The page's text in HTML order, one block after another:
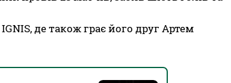
де також грає його друг Артем